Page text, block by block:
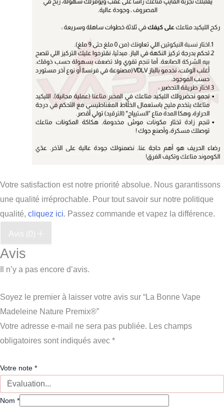
Votre satisfaction est notre priorité absolue. Nous garantissons
une qualité irréprochable. Pour tout savoir sur notre politique
qualité, cliquez ici. Passez commande et vapez la différence.
Avis (0)
Avis
Il n’y a pas encore d’avis.
Soyez le premier à laisser votre avis sur “La Bonne Vape
Madeleine Nature Premix®”
Votre adresse e-mail ne sera pas publiée. Les champs
obligatoires sont indiqués avec *
Votre note *
Nom *